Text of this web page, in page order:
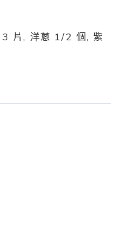
片, 洋蔥 1/2 個, 紫